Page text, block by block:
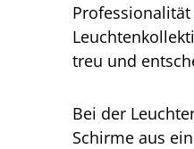
treu und
Bei der
Schirme aus